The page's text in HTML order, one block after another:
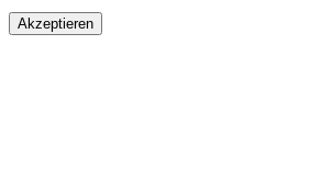
Akzeptieren